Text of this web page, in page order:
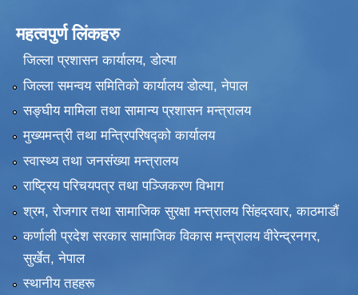
महत्वपुर्ण लिंकहरु
जिल्ला प्रशासन कार्यालय, डोल्पा
जिल्ला समन्वय समितिको कार्यालय डोल्पा, नेपाल
सङ्‍घीय मामिला तथा सामान्य प्रशासन मन्त्रालय
मुख्यमन्त्री तथा मन्त्रिपरिषद्को कार्यालय
स्वास्थ्य तथा जनसंख्या मन्त्रालय
राष्ट्रिय परिचयपत्र तथा पञ्जिकरण विभाग
श्रम, रोजगार तथा सामाजिक सुरक्षा मन्त्रालय सिंहदरवार, काठमाडाैं
कर्णाली प्रदेश सरकार सामाजिक विकास मन्त्रालय वीरेन्द्रनगर,
सुर्खेत, नेपाल
स्थानीय तहहरू